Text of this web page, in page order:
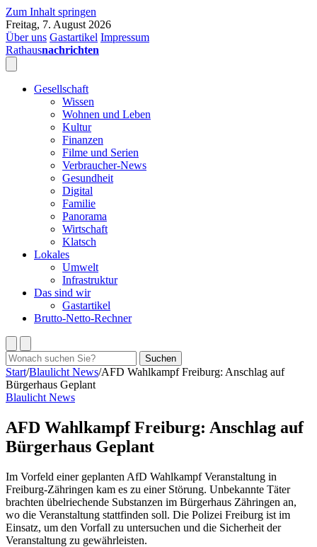
Zum Inhalt springen
Freitag, 7. August 2026
Über uns Gastartikel Impressum
Rathausnachrichten
Gesellschaft
Wissen
Wohnen und Leben
Kultur
Finanzen
Filme und Serien
Verbraucher-News
Gesundheit
Digital
Familie
Panorama
Wirtschaft
Klatsch
Lokales
Umwelt
Infrastruktur
Das sind wir
Gastartikel
Brutto-Netto-Rechner
Suchen
nach:
Suchen
Start/Blaulicht News/AFD Wahlkampf Freiburg: Anschlag auf
Bürgerhaus Geplant
Blaulicht News
AFD Wahlkampf Freiburg: Anschlag auf
Bürgerhaus Geplant
Im Vorfeld einer geplanten AfD Wahlkampf Veranstaltung in
Freiburg-Zähringen kam es zu einer Störung. Unbekannte Täter
brachten übelriechende Substanzen im Bürgerhaus Zähringen an,
wo die Veranstaltung stattfinden soll. Die Polizei Freiburg ist im
Einsatz, um den Vorfall zu untersuchen und die Sicherheit der
Veranstaltung zu gewährleisten.